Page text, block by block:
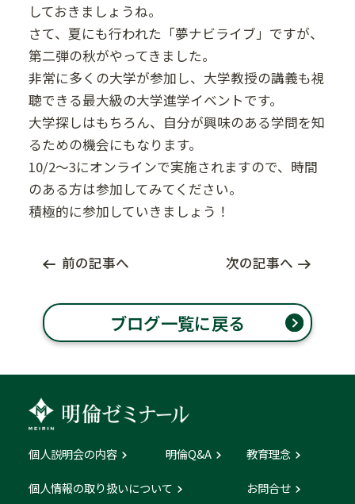
しておきましょうね。
さて、夏にも行われた「夢ナビライブ」ですが、
第二弾の秋がやってきました。
非常に多くの大学が参加し、大学教授の講義も視
聴できる最大級の大学進学イベントです。
大学探しはもちろん、自分が興味のある学問を知
るための機会にもなります。
10/2～3にオンラインで実施されますので、時間
のある方は参加してみてください。
積極的に参加していきましょう！
前の記事へ 次の記事へ
ブログ一覧に戻る
個人説明会の内容 明倫Q&A 教育理念
個人情報の取り扱いについて お問合せ